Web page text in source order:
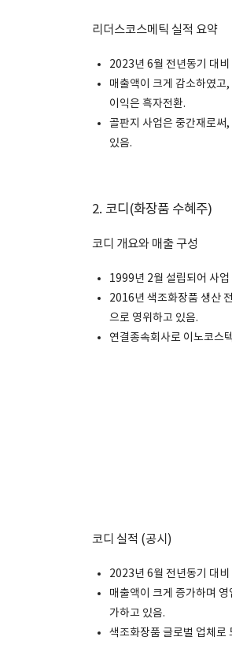
리더스코스메틱 실적 요약
2023년 6월 전년동기 대
매출액이 크게 감소하였고
이익은 흑자전환.
골판지 사업은 중간재로써
있음.
2. 코디(화장품 수혜주)
코디 개요와 매출 구성
1999년 2월 설립되어 사
2016년 색조화장품 생산
으로 영위하고 있음.
연결종속회사로 이노코스
코디 실적 (공시)
2023년 6월 전년동기 대
매출액이 크게 증가하며
가하고 있음.
색조화장품 글로벌 업체로